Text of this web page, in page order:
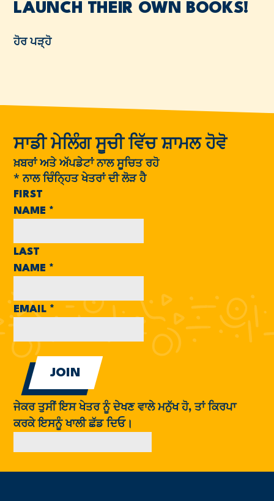
LAUNCH THEIR OWN BOOKS!
ਹੋਰ ਪੜ੍ਹੋ
ਸਾਡੀ ਮੇਲਿੰਗ ਸੂਚੀ ਵਿੱਚ ਸ਼ਾਮਲ ਹੋਵੋ
ਖ਼ਬਰਾਂ ਅਤੇ ਅੱਪਡੇਟਾਂ ਨਾਲ ਸੂਚਿਤ ਰਹੋ
* ਨਾਲ ਚਿੰਨ੍ਹਿਤ ਖੇਤਰਾਂ ਦੀ ਲੋੜ ਹੈ
FIRST
NAME *
LAST
NAME *
EMAIL *
ਜੇਕਰ ਤੁਸੀਂ ਇਸ ਖੇਤਰ ਨੂੰ ਦੇਖਣ ਵਾਲੇ ਮਨੁੱਖ ਹੋ, ਤਾਂ ਕਿਰਪਾ
ਕਰਕੇ ਇਸਨੂੰ ਖਾਲੀ ਛੱਡ ਦਿਓ।